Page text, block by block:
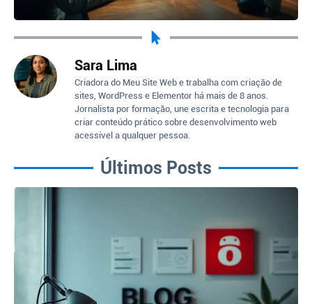
Sara Lima
Criadora do Meu Site Web e trabalha com criação de
sites, WordPress e Elementor há mais de 8 anos.
Jornalista por formação, une escrita e tecnologia para
criar conteúdo prático sobre desenvolvimento web
acessível a qualquer pessoa.
Últimos Posts